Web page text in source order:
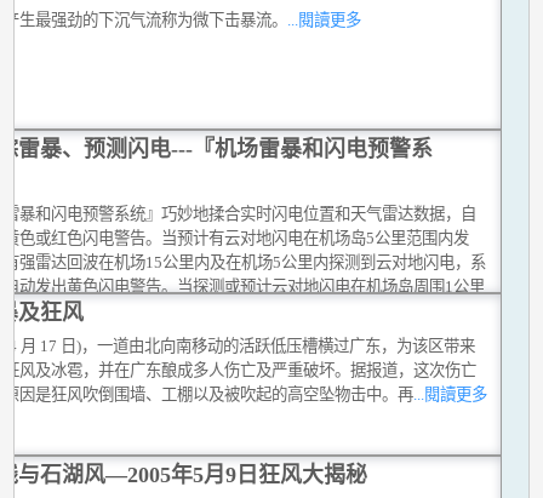
生最强劲的下沉气流称为微下击暴流。 ...閱讀更多
雷暴、预测闪电---『机场雷暴和闪电预警系
暴和闪电预警系统』巧妙地揉合实时闪电位置和天气雷达数据，自
黄色或红色闪电警告。当预计有云对地闪电在机场岛5公里范围内发
有强雷达回波在机场15公里内及在机场5公里内探测到云对地闪电，系
自动发出黄色闪电警告。当探测或预计云对地闪电在机场岛周围1公里
就会发出红色闪电警告。
及狂风
月 17 日)，一道由北向南移动的活跃低压槽横过广东，为该区带来
狂风及冰雹，并在广东酿成多人伤亡及严重破坏。据报道，这次伤亡
原因是狂风吹倒围墙、工棚以及被吹起的高空坠物击中。再 ...閱讀更多
与石湖风—2005年5月9日狂风大揭秘